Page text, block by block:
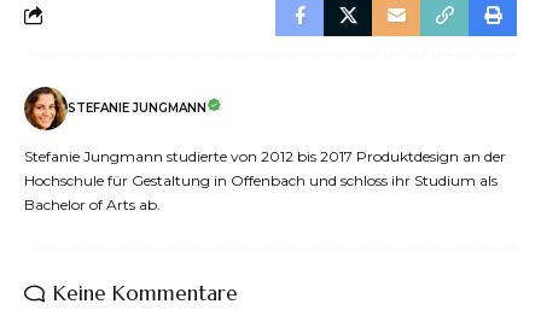
STEFANIE JUNGMANN
Stefanie Jungmann studierte von 2012 bis 2017 Produktdesign an der
Hochschule für Gestaltung in Offenbach und schloss ihr Studium als
Bachelor of Arts ab.
Keine Kommentare